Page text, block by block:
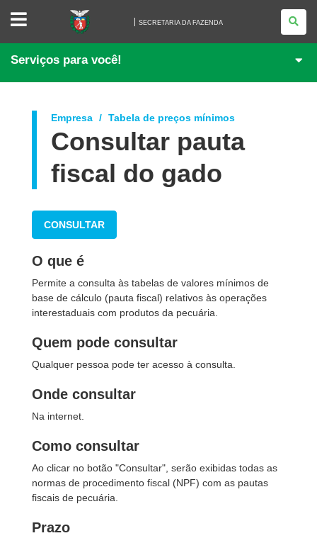
SECRETARIA
FAZENDA
SECRETARIA DA FAZENDA
Serviços para você!
Empresa Tabela de preços mínimos
Consultar pauta
fiscal do gado
CONSULTAR
O que é
Permite a consulta às tabelas de valores mínimos de
base de cálculo (pauta fiscal) relativos às operações
interestaduais com produtos da pecuária.
Quem pode consultar
Qualquer pessoa pode ter acesso à consulta.
Onde consultar
Na internet.
Como consultar
Ao clicar no botão "Consultar", serão exibidas todas as
normas de procedimento fiscal (NPF) com as pautas
fiscais de pecuária.
Prazo